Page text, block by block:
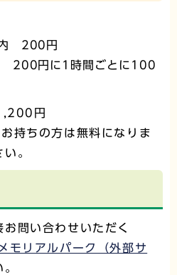
内 200円
200円に1時間ごとに100
円
持ちの方は無料になりま
。
問い合わせいただく
モリアルパーク（外部サ